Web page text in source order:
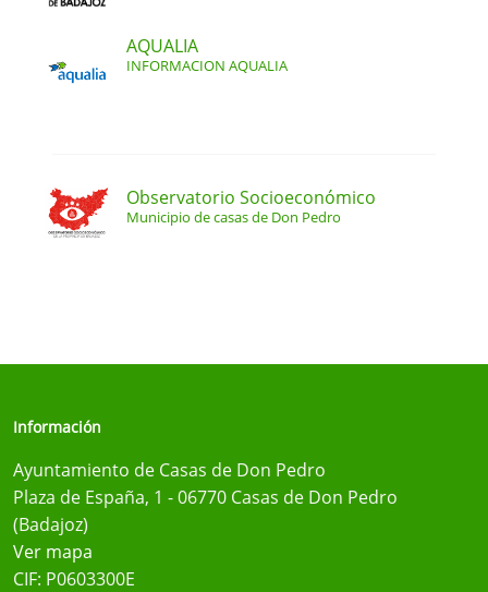
AQUALIA
INFORMACION AQUALIA
Observatorio Socioeconómico
Municipio de casas de Don Pedro
Información
Ayuntamiento de Casas de Don Pedro
Plaza de España, 1 - 06770 Casas de Don Pedro
(Badajoz)
Ver mapa
CIF: P0603300E